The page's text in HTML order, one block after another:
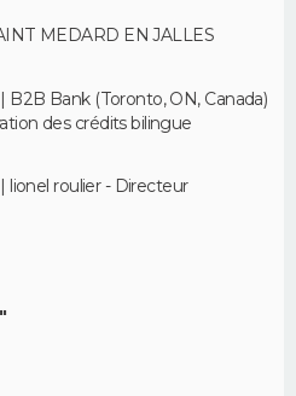
MEDARD EN JALLES
B2B Bank (Toronto, ON, Canada)
des crédits bilingue
lionel roulier - Directeur